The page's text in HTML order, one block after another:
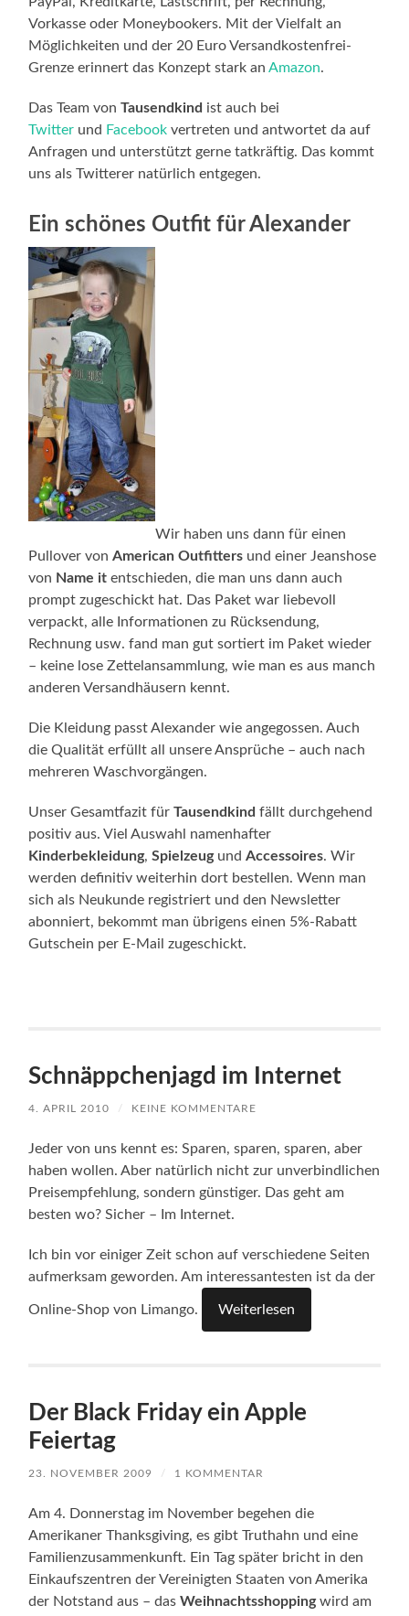
Vorkasse oder Moneybookers. Mit der Vielfalt an
Möglichkeiten und der 20 Euro Versandkostenfrei-
Grenze erinnert das Konzept stark anAmazon.
Das Team vonTausendkind ist auch bei
Twitter und Facebook vertreten und antwortet da auf
Anfragen und unterstützt gerne tatkräftig. Das kommt
uns als Twitterer natürlich entgegen.
Ein schönes Outfit für Alexander
Wir haben uns dann für einen
Pullover vonAmerican Outfitters und einer Jeanshose
von Name it entschieden, die man uns dann auch
prompt zugeschickt hat. Das Paket war liebevoll
verpackt, alle Informationen zu Rücksendung,
Rechnung usw. fand man gut sortiert im Paket wieder
– keine lose Zettelansammlung, wie man es aus manch
anderen Versandhäusern kennt.
Die Kleidung passt Alexander wie angegossen. Auch
die Qualität erfüllt all unsere Ansprüche – auch nach
mehreren Waschvorgängen.
Unser Gesamtfazit fürTausendkind fällt durchgehend
positiv aus. Viel Auswahl namenhafter
Kinderbekleidung,SpielzeugundAccessoires. Wir
werden definitiv weiterhin dort bestellen. Wenn man
sich als Neukunde registriert und den Newsletter
abonniert, bekommt man übrigens einen 5%-Rabatt
Gutschein per E-Mail zugeschickt.
Schnäppchenjagd im Internet
4. APRIL 2010 / KEINE KOMMENTARE
Jeder von uns kennt es: Sparen, sparen, sparen, aber
haben wollen. Aber natürlich nicht zur unverbindlichen
Preisempfehlung, sondern günstiger. Das geht am
besten wo? Sicher – Im Internet.
Ich bin vor einiger Zeit schon auf verschiedene Seiten
aufmerksam geworden. Am interessantesten ist da der
Online-Shop von Limango. Weiterlesen
Der Black Friday ein Apple
Feiertag
23. NOVEMBER 2009 / 1 KOMMENTAR
Am 4. Donnerstag im November begehen die
Amerikaner Thanksgiving, es gibt Truthahn und eine
Familienzusammenkunft. Ein Tag später bricht in den
Einkaufszentren der Vereinigten Staaten von Amerika
der Notstand aus – dasWeihnachtsshoppingwird am